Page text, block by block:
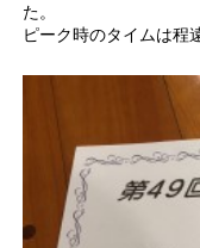
た。
ピーク時のタイムは程